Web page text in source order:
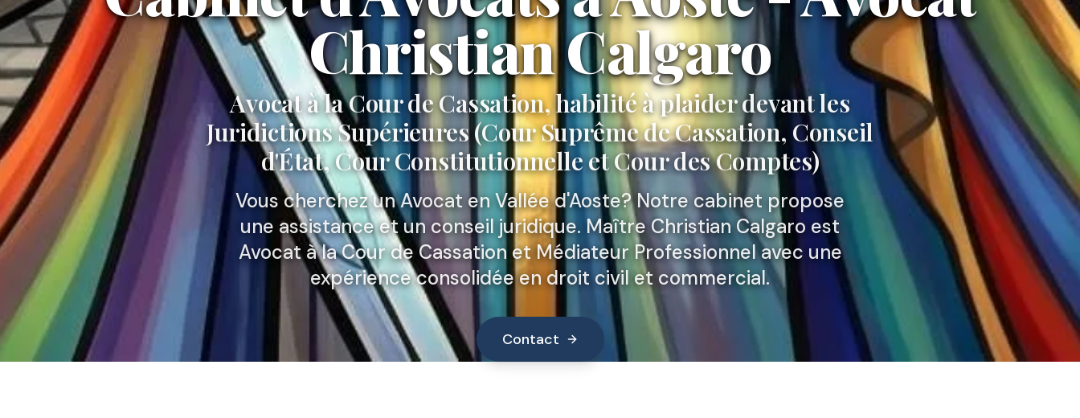
Christian Calgaro
Avocat à la Cour de Cassation, habilité à plaider devant les
Juridictions Supérieures (Cour Suprême de Cassation, Conseil
d'État, Cour Constitutionnelle et Cour des Comptes)
Vous cherchez un Avocat en Vallée d'Aoste? Notre cabinet propose
une assistance et un conseil juridique. Maître Christian Calgaro est
Avocat à la Cour de Cassation et Médiateur Professionnel avec une
expérience consolidée en droit civil et commercial.
Contact